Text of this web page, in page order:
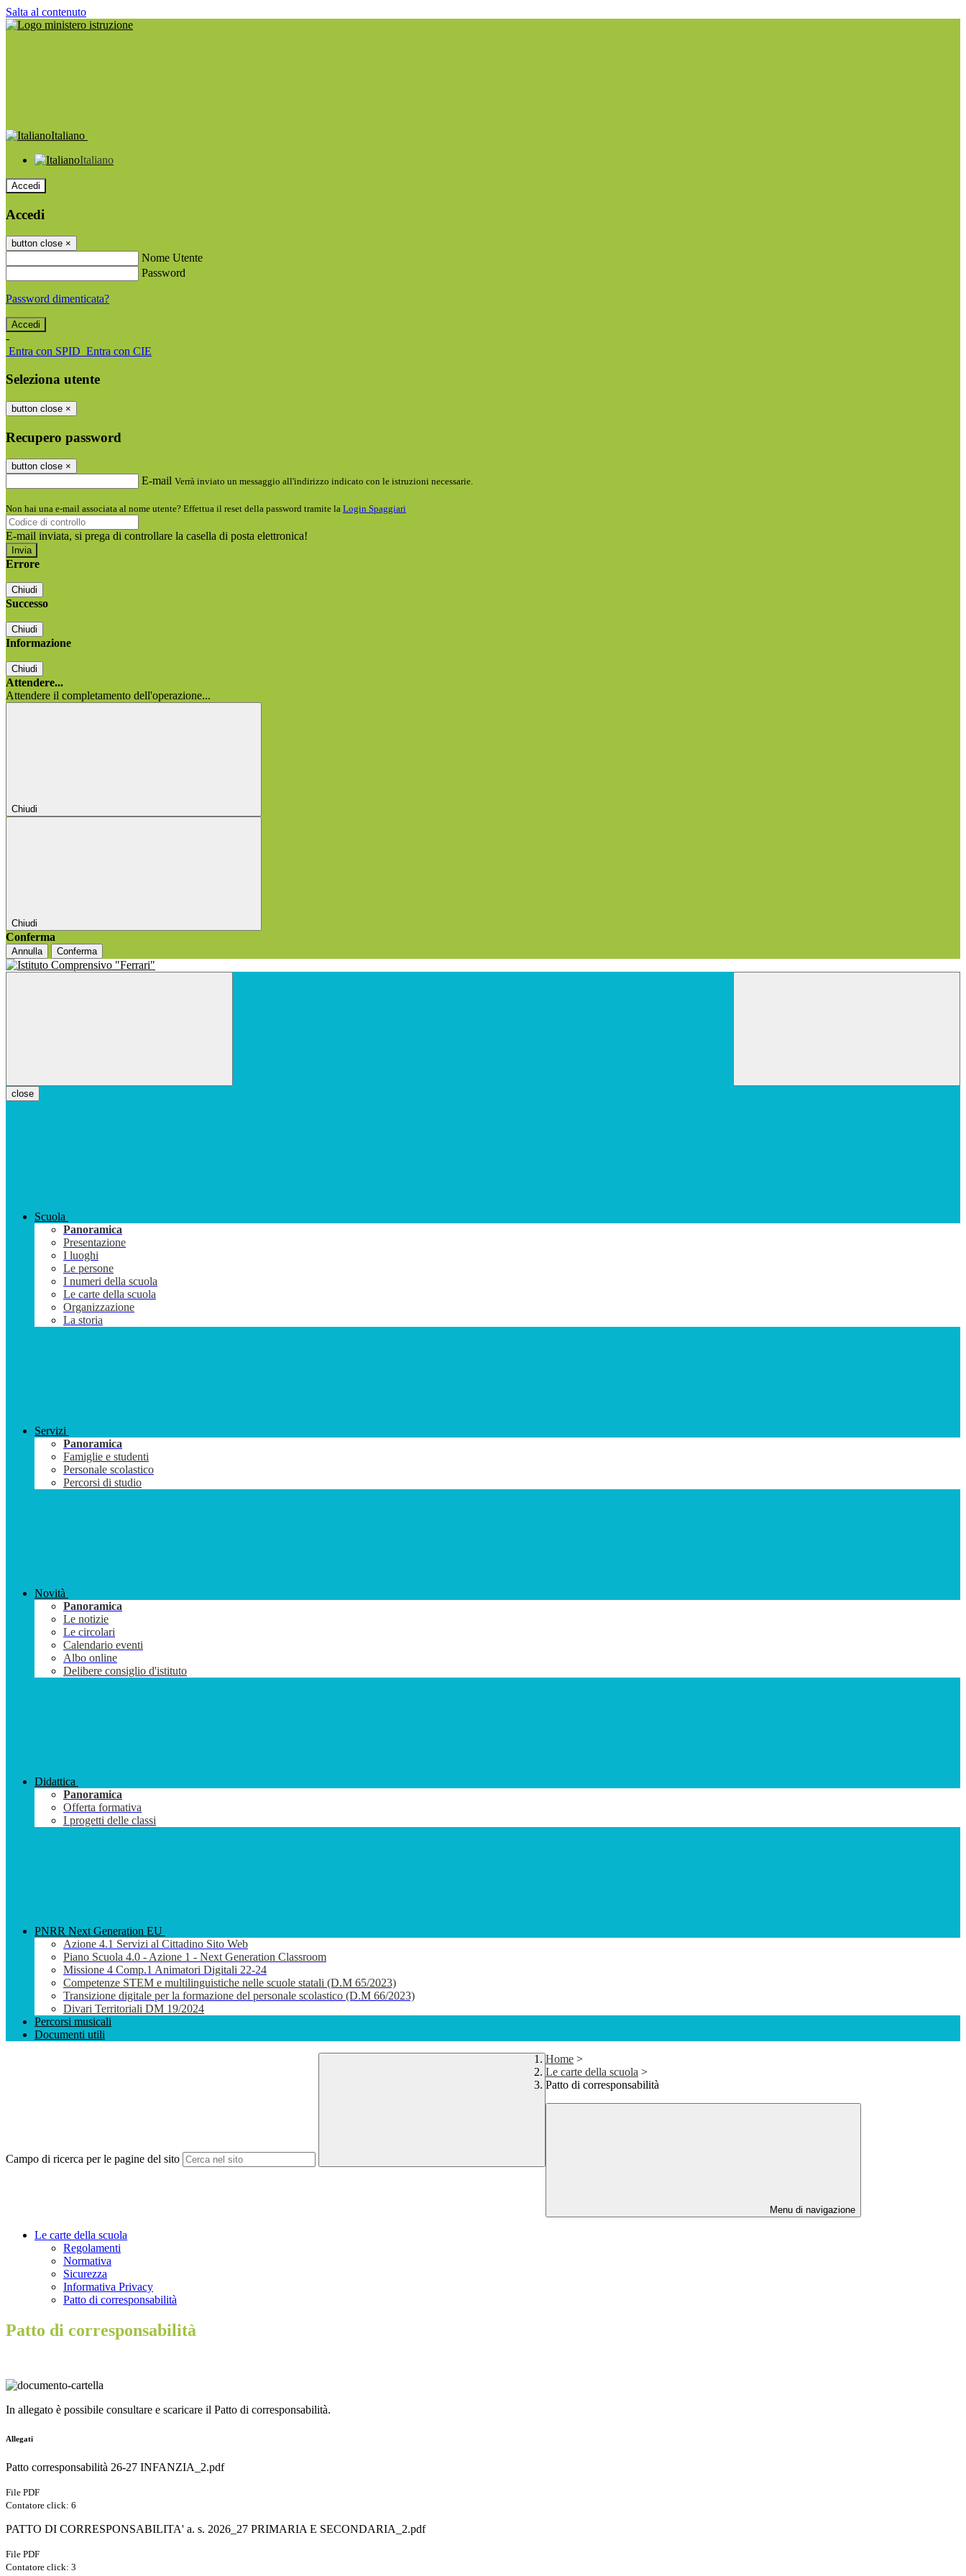
Salta al contenuto
Italiano
Italiano
Accedi
Accedi
button close ×
Nome Utente
Password
Password dimenticata?
-
Entra con SPID Entra con CIE
Seleziona utente
button close ×
Recupero password
button close ×
E-mail Verrà inviato un messaggio all'indirizzo indicato con le istruzioni necessarie.
Non hai una e-mail associata al nome utente? Effettua il reset della password tramite la Login Spaggiari
E-mail inviata, si prega di controllare la casella di posta elettronica!
Errore
Chiudi
Successo
Chiudi
Informazione
Chiudi
Attendere...
Attendere il completamento dell'operazione...
Chiudi
Chiudi
Conferma
Annulla Conferma
close
Scuola
Panoramica
Presentazione
I luoghi
Le persone
I numeri della scuola
Le carte della scuola
Organizzazione
La storia
Servizi
Panoramica
Famiglie e studenti
Personale scolastico
Percorsi di studio
Novità
Panoramica
Le notizie
Le circolari
Calendario eventi
Albo online
Delibere consiglio d'istituto
Didattica
Panoramica
Offerta formativa
I progetti delle classi
PNRR Next Generation EU
Azione 4.1 Servizi al Cittadino Sito Web
Piano Scuola 4.0 - Azione 1 - Next Generation Classroom
Missione 4 Comp.1 Animatori Digitali 22-24
Competenze STEM e multilinguistiche nelle scuole statali (D.M 65/2023)
Transizione digitale per la formazione del personale scolastico (D.M 66/2023)
Divari Territoriali DM 19/2024
Percorsi musicali
Documenti utili
Campo di ricerca per le pagine del sito
Home >
Le carte della scuola >
Patto di corresponsabilità
Menu di navigazione
Le carte della scuola
Regolamenti
Normativa
Sicurezza
Informativa Privacy
Patto di corresponsabilità
Patto di corresponsabilità
In allegato è possibile consultare e scaricare il Patto di corresponsabilità.
Allegati
Patto corresponsabilità 26-27 INFANZIA_2.pdf
File PDF
Contatore click: 6
PATTO DI CORRESPONSABILITA' a. s. 2026_27 PRIMARIA E SECONDARIA_2.pdf
File PDF
Contatore click: 3